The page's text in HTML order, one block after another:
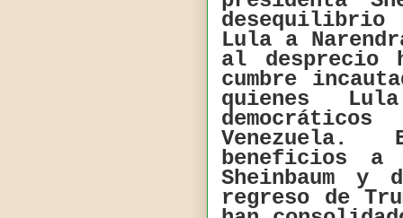
desequilibrio
Lula a
al desprecio
cumbre
quienes
Venezuela.
beneficios
Sheinbaum
regreso de